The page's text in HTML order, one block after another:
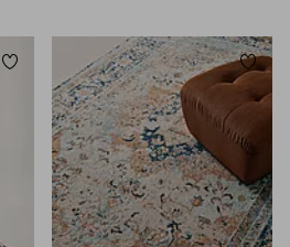
Zu Favoriten hinzufügen Zu
160X230200X300